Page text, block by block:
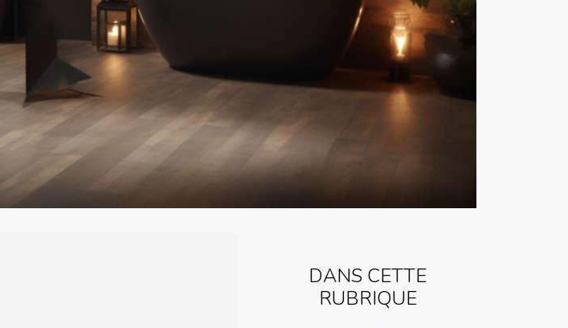
DANS CETTE
RUBRIQUE